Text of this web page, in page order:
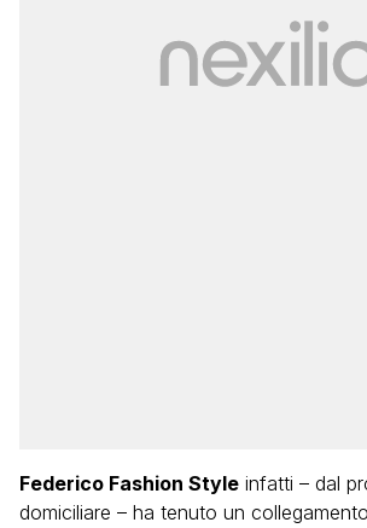
Federico Fashion Style infatti – dal
domiciliare – ha tenuto un